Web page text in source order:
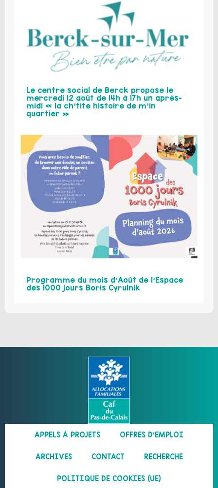
Le centre social de Berck propose le
mercredi 12 août de 14h à 17h un après-
midi « la ch’tite histoire de m’in
quartier »
Programme du mois d’Août de l’Espace
des 1000 jours Boris Cyrulnik
APPELS À PROJETS OFFRES D’EMPLOI
ARCHIVES CONTACT RECHERCHE
POLITIQUE DE COOKIES (UE)